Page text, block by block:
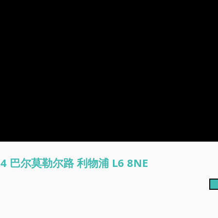
巴尔莫勒尔路 利物浦 L6 8NE